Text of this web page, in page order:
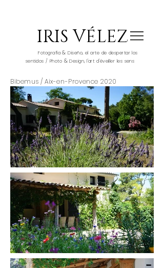
IRIS VÉLEZ
Fotografía& Diseño, el arte de despertar los
sentidos / Photo & Design, l'art d'éveiller les sens
Bibemus / Aix-en-Provence 2020